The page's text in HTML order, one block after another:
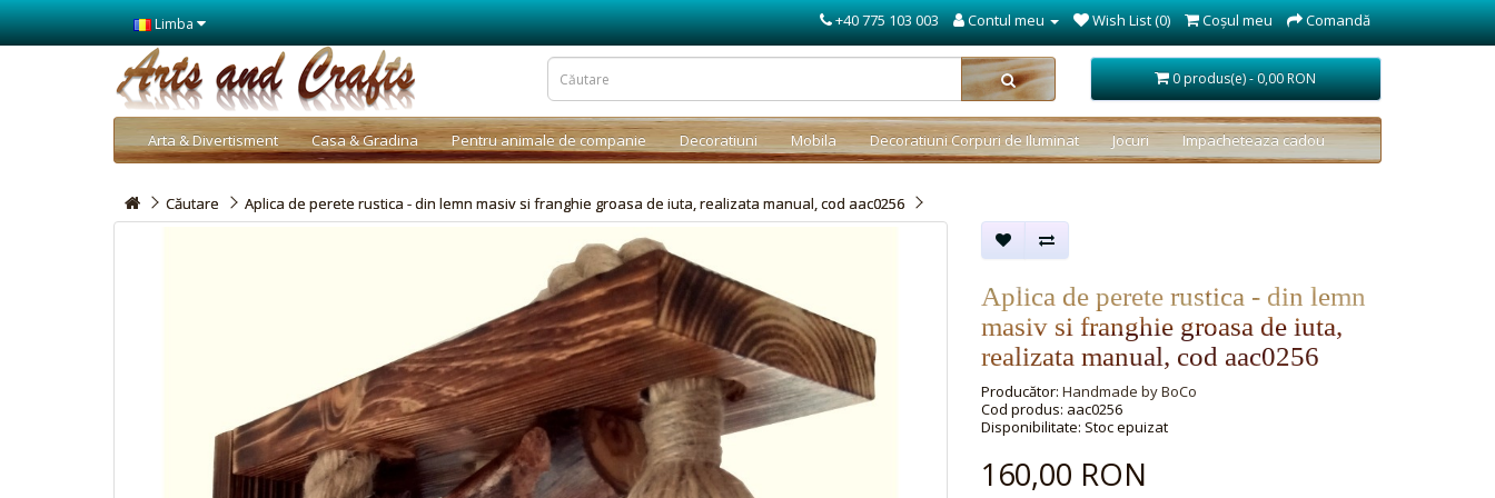
Limba +40 775 103 003 Contul meu Wish List (0) Coşul meu Comandă
0 produs(e) - 0,00 RON
Arta & Divertisment Casa & Gradina Pentru animale de companie Decoratiuni Mobila Decoratiuni Corpuri de Iluminat Jocuri Impacheteaza cadou
Căutare Aplica de perete rustica - din lemn masiv si franghie groasa de iuta, realizata manual, cod aac0256
Aplica de perete rustica - din lemn
masiv si franghie groasa de iuta,
realizata manual, cod aac0256
Producător: Handmade by BoCo
Cod produs: aac0256
Disponibilitate: Stoc epuizat
160,00 RON